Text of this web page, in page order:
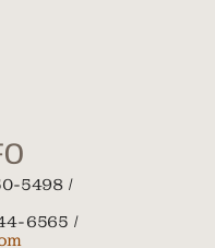
5498 /
6565 /